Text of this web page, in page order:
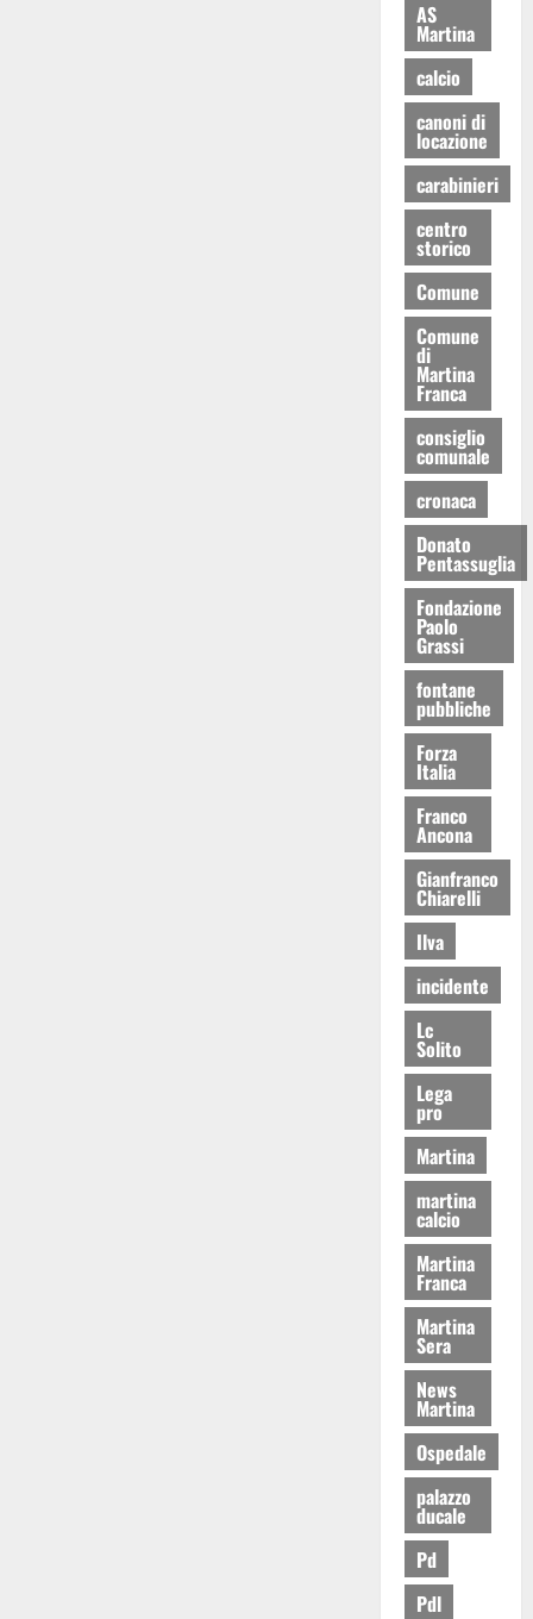
AS
Martina
calcio
canoni di
locazione
carabinieri
centro
storico
Comune
Comune
di
Martina
Franca
consiglio
comunale
cronaca
Donato
Pentassuglia
Fondazione
Paolo
Grassi
fontane
pubbliche
Forza
Italia
Franco
Ancona
Gianfranco
Chiarelli
Ilva
incidente
Lc
Solito
Lega
pro
Martina
martina
calcio
Martina
Franca
Martina
Sera
News
Martina
Ospedale
palazzo
ducale
Pd
Pdl